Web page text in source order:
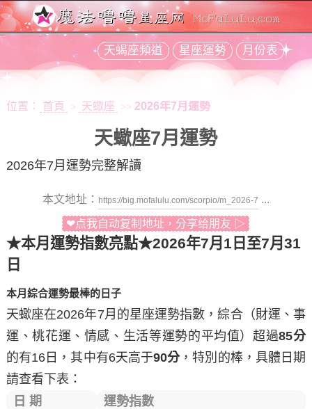
天蝎座頻道 星座運勢 月份表
位置： 首頁 > 天蠍座 >> 2026年7月運勢
天蠍座7月運勢
2026年7月運勢完整解讀
本文地址： ...
❤点我自动复制地址，分享给朋友 ▷
★本月運勢指數亮點★2026年7月1日至7月31
日
本月綜合運勢最棒的日子
天蠍座在2026年7月的星座運勢指數，綜合（財運、事
運、桃花運、情感、生活等運勢的平均值） 超過85分
的有16日 ，其中有6天高于90分，特別的棒，具體日期
請查看下表：
日 期
運勢指數